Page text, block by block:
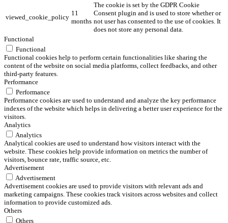
viewed_cookie_policy
11
months
The cookie is set by the GDPR Cookie
Consent plugin and is used to store whether or
not user has consented to the use of cookies. It
does not store any personal data.
Functional
Functional
Functional cookies help to perform certain functionalities like sharing the
content of the website on social media platforms, collect feedbacks, and other
third-party features.
Performance
Performance
Performance cookies are used to understand and analyze the key performance
indexes of the website which helps in delivering a better user experience for the
visitors.
Analytics
Analytics
Analytical cookies are used to understand how visitors interact with the
website. These cookies help provide information on metrics the number of
visitors, bounce rate, traffic source, etc.
Advertisement
Advertisement
Advertisement cookies are used to provide visitors with relevant ads and
marketing campaigns. These cookies track visitors across websites and collect
information to provide customized ads.
Others
Others